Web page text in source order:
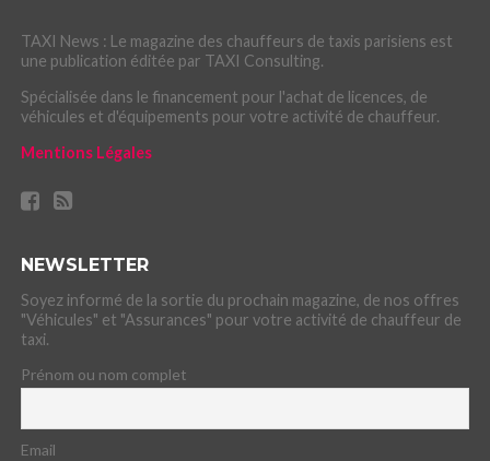
TAXI News : Le magazine des chauffeurs de taxis parisiens est
une publication éditée par TAXI Consulting.
Spécialisée dans le financement pour l'achat de licences, de
véhicules et d'équipements pour votre activité de chauffeur.
Mentions Légales
NEWSLETTER
Soyez informé de la sortie du prochain magazine, de nos offres
"Véhicules" et "Assurances" pour votre activité de chauffeur de
taxi.
Prénom ou nom complet
Email